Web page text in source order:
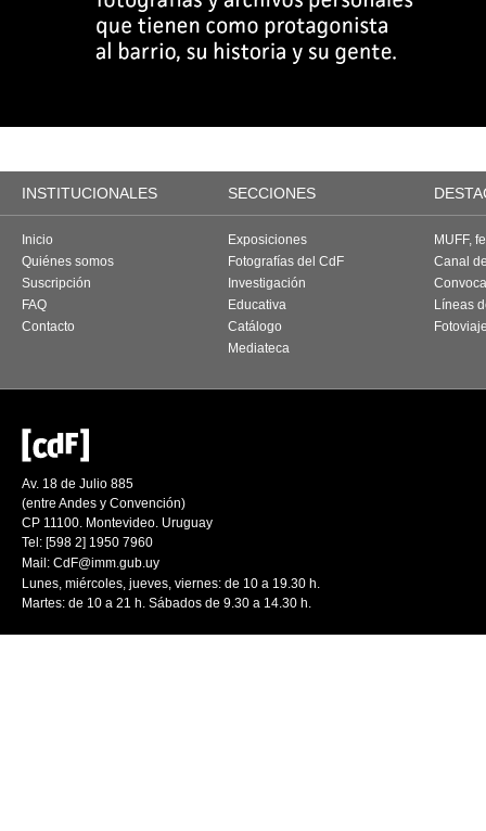
INSTITUCIONALES SECCIONES
Inicio
Quiénes somos
Suscripción
FAQ
Contacto
Exposiciones
Fotografías del CdF
Investigación
Educativa
Catálogo
Mediateca
MUFF,
Canal
Líneas
Av. 18 de Julio 885
(entre Andes y Convención)
CP 11100. Montevideo. Uruguay
Tel: [598 2] 1950 7960
Mail: CdF@imm.gub.uy
Lunes, miércoles, jueves, viernes: de 10 a 19.30 h.
Martes: de 10 a 21 h. Sábados de 9.30 a 14.30 h.